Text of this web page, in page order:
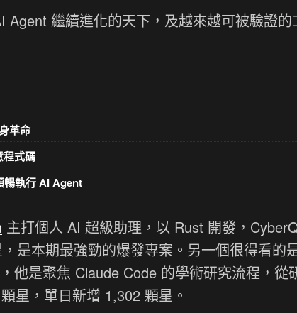
繼續進化的天下，及越來越可被驗證的
革命
式碼
暢執行 AI Agent
主打個人 AI 超級助理，以 Rust 開發，
是本期最強勁的爆發專案。另一個很得看的
他是聚焦 Claude Code 的學術研究流程，從
星，單日新增 1,302 顆星。